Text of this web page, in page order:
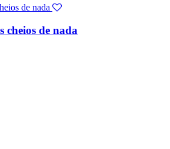
cheios de nada